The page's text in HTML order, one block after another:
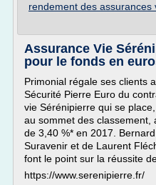
rendement des assurances
Assurance Vie
pour le fonds en
Primonial régale ses clients
Sécurité Pierre Euro du
vie Sérénipierre qui se
au sommet des classement,
de 3,40 %* en 2017. Bernard
Suravenir et de Laurent
font le point sur la réussite
https://www.serenipierre.fr/